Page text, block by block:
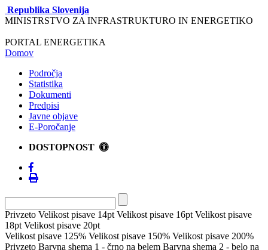
Republika Slovenija
MINISTRSTVO ZA INFRASTRUKTURO IN ENERGETIKO
PORTAL ENERGETIKA
Domov
Področja
Statistika
Dokumenti
Predpisi
Javne objave
E-Poročanje
DOSTOPNOST
Privzeto Velikost pisave 14pt Velikost pisave 16pt Velikost pisave
18pt Velikost pisave 20pt
Velikost pisave 125% Velikost pisave 150% Velikost pisave 200%
Privzeto Barvna shema 1 - črno na belem Barvna shema 2 - belo na